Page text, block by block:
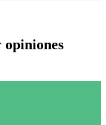
opiniones